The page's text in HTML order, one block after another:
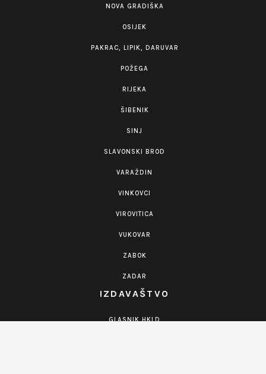
NOVA GRADIŠKA
OSIJEK
PAKRAC, LIPIK, DARUVAR
POŽEGA
RIJEKA
ŠIBENIK
SINJ
SLAVONSKI BROD
VARAŽDIN
VINKOVCI
VIROVITICA
VUKOVAR
ZABOK
ZADAR
IZDAVAŠTVO
GLASNIK HKLD